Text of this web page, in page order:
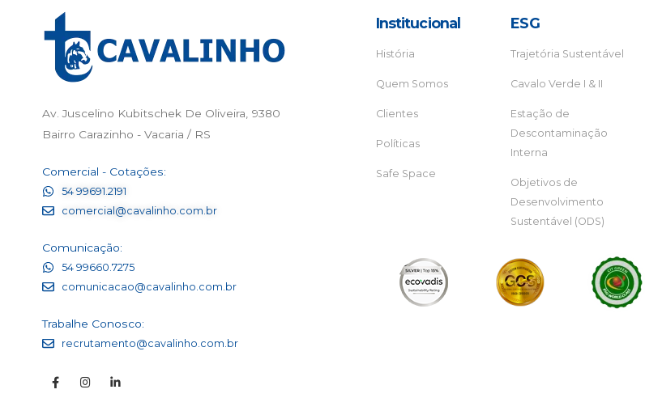
Av. Juscelino Kubitschek De Oliveira, 9380
Bairro Carazinho - Vacaria / RS
Comercial - Cotações:
54 99691.2191
comercial@cavalinho.com.br
Comunicação:
54 99660.7275
comunicacao@cavalinho.com.br
Trabalhe Conosco:
recrutamento@cavalinho.com.br
Institucional
História
Quem Somos
Clientes
Políticas
Safe Space
ESG
Trajetória Sustentável
Cavalo Verde I & II
Estação de
Descontaminação
Interna
Objetivos de
Desenvolvimento
Sustentável (ODS)